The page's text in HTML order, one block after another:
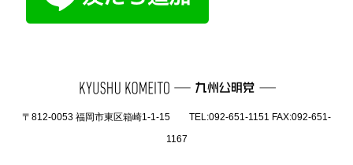
〒812-0053 福岡市東区箱崎1-1-15 TEL:092-651-1151 FAX:092-651-
1167